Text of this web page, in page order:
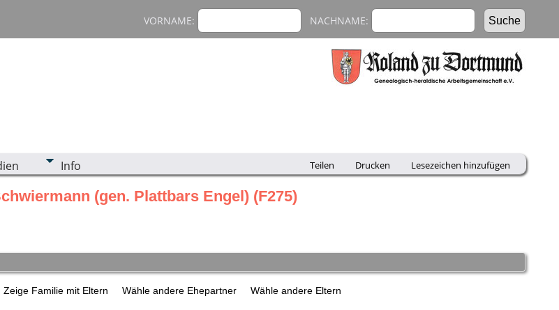
VORNAME: NACHNAME:
Info Teilen Drucken Lesezeichen hinzufügen
(gen. Plattbars Engel) (F275)
Zeige Familie mit Eltern Wähle andere Ehepartner Wähle andere Eltern